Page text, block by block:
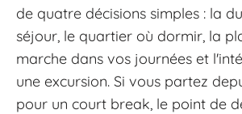
de quatre décisions simples : la
séjour, le quartier où dormir, la
marche dans vos journées et
une excursion. Si vous partez
pour un court break, le point de